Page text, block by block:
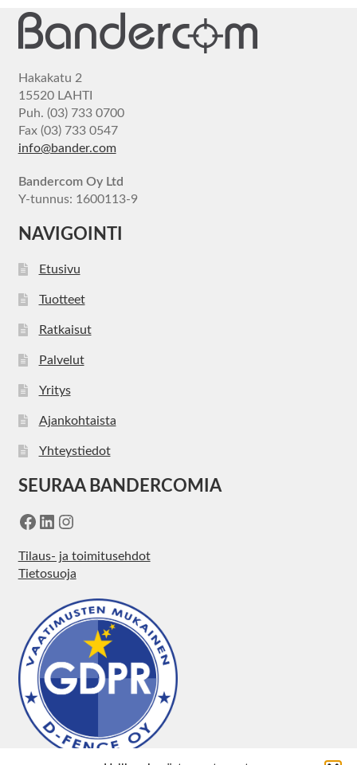
Hakakatu 2
15520 LAHTI
Puh. (03) 733 0700
Fax (03) 733 0547
info@bander.com
Bandercom Oy Ltd
Y-tunnus: 1600113-9
NAVIGOINTI
Etusivu
Tuotteet
Ratkaisut
Palvelut
Yritys
Ajankohtaista
Yhteystiedot
SEURAA BANDERCOMIA
Facebook
LinkedIn
Instagram
Tilaus- ja toimitusehdot
Tietosuoja